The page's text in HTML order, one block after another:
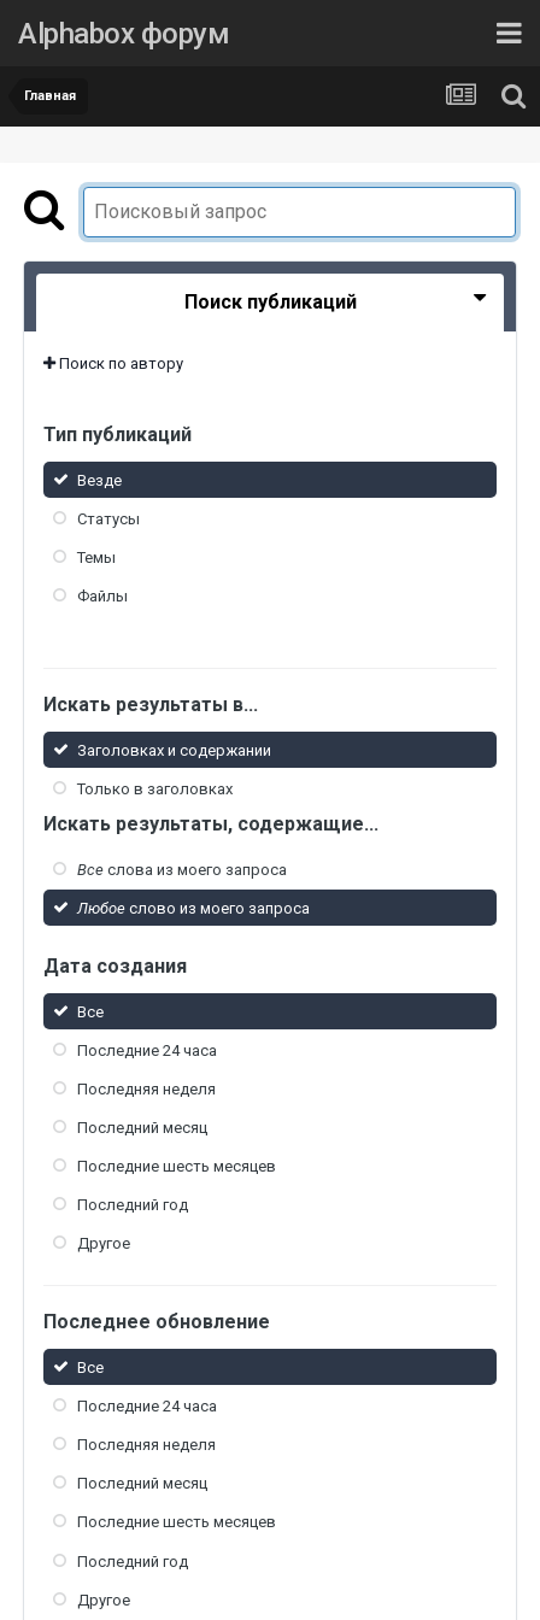
Alphabox форум
Главная
Поиск публикаций
Поиск по автору
Тип публикаций
Везде
Статусы
Темы
Файлы
Искать результаты в...
Заголовках и содержании
Только в заголовках
Искать результаты, содержащие...
Все слова из моего запроса
Любое слово из моего запроса
Дата создания
Все
Последние 24 часа
Последняя неделя
Последний месяц
Последние шесть месяцев
Последний год
Другое
Последнее обновление
Все
Последние 24 часа
Последняя неделя
Последний месяц
Последние шесть месяцев
Последний год
Другое